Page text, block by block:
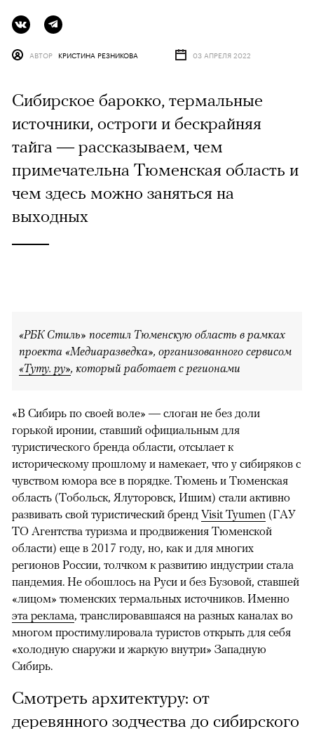
АВТОР КРИСТИНА РЕЗНИКОВА 03 АПРЕЛЯ 2022
Сибирское барокко, термальные
источники, остроги и бескрайняя
тайга — рассказываем, чем
примечательна Тюменская область и
чем здесь можно заняться на
выходных
«РБК Стиль» посетил Тюменскую область в рамках
проекта «Медиаразведка», организованного сервисом
«Туту. ру», который работает с регионами
«В Сибирь по своей воле» — слоган не без доли
горькой иронии, ставший официальным для
туристического бренда области, отсылает к
историческому прошлому и намекает, что у сибиряков с
чувством юмора все в порядке. Тюмень и Тюменская
область (Тобольск, Ялуторовск, Ишим) стали активно
развивать свой туристический бренд Visit Tyumen (ГАУ
ТО Агентства туризма и продвижения Тюменской
области) еще в 2017 году, но, как и для многих
регионов России, толчком к развитию индустрии стала
пандемия. Не обошлось на Руси и без Бузовой, ставшей
«лицом» тюменских термальных источников. Именно
эта реклама, транслировавшаяся на разных каналах во
многом простимулировала туристов открыть для себя
«холодную снаружи и жаркую внутри» Западную
Сибирь.
Смотреть архитектуру: от
деревянного зодчества до сибирского